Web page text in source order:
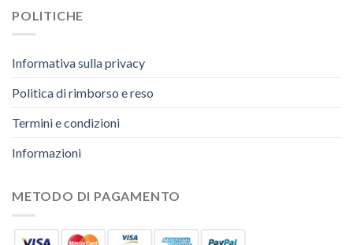
POLITICHE
Informativa sulla privacy
Politica di rimborso e reso
Termini e condizioni
Informazioni
METODO DI PAGAMENTO